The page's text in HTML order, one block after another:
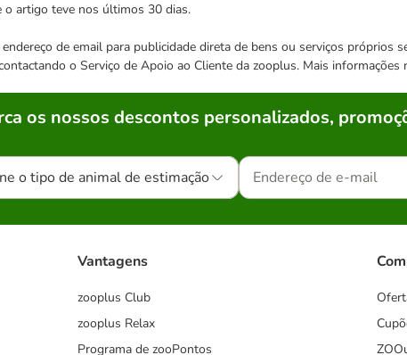
o artigo teve nos últimos 30 dias.
de email para publicidade direta de bens ou serviços
o Serviço de Apoio ao Cliente da zooplus. Mais informações
os nossos descontos personalizados,
o tipo de animal de estimação
Vantagens
zooplus Club
zooplus Relax
Programa de zooPontos